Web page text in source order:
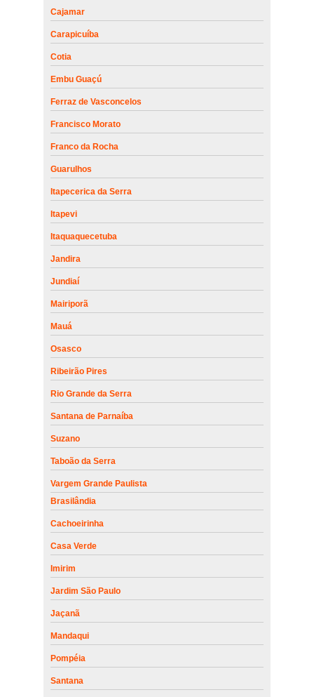
Cajamar
Carapicuíba
Cotia
Embu Guaçú
Ferraz de Vasconcelos
Francisco Morato
Franco da Rocha
Guarulhos
Itapecerica da Serra
Itapevi
Itaquaquecetuba
Jandira
Jundiaí
Mairiporã
Mauá
Osasco
Ribeirão Pires
Rio Grande da Serra
Santana de Parnaíba
Suzano
Taboão da Serra
Vargem Grande Paulista
Brasilândia
Cachoeirinha
Casa Verde
Imirim
Jardim São Paulo
Jaçanã
Mandaqui
Pompéia
Santana